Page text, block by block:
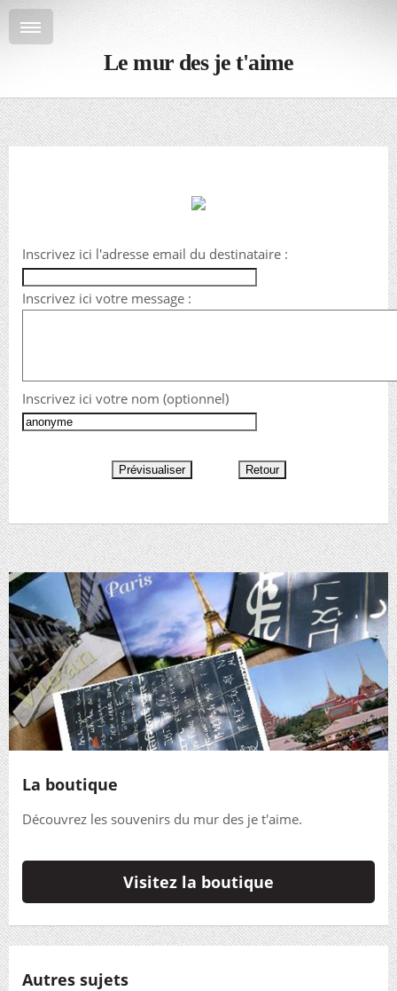
Le mur des je t'aime
Inscrivez ici l'adresse email du destinataire :
Inscrivez ici votre message :
Inscrivez ici votre nom (optionnel)
La boutique
Découvrez les souvenirs du mur des je t'aime.
Visitez la boutique
Autres sujets